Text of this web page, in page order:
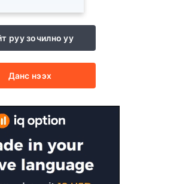
руу зочилно уу
Данс нээх